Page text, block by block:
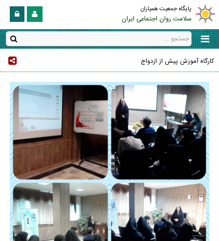
پایگاه جمعیت همیاران
سلامت روان اجتماعی ایران
کارگاه آموزش پیش از ازدواج